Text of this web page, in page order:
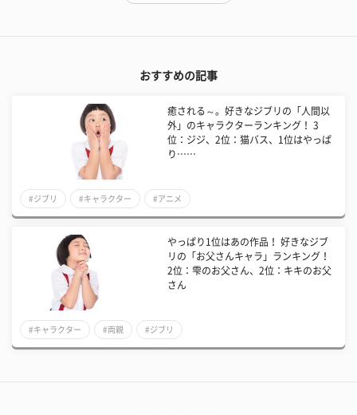
おすすめの記事
癒される～。好きなジブリの「人間以
外」のキャラクターランキング！ 3
位：ジジ、2位：猫バス、1位はやっぱ
り……
#ジブリ #キャラクター #アニメ
やっぱり1位はあの作品！ 好きなジブ
リの「お父さんキャラ」ランキング！
2位：雫のお父さん、2位：キキのお父
さん
#キャラクター #両親 #ジブリ